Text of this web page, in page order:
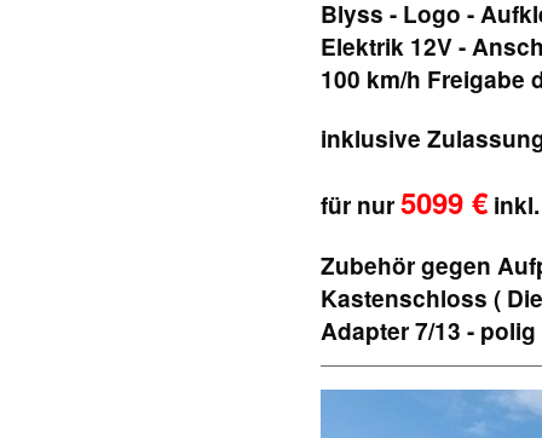
Blyss - Logo -
Elektrik 12V -
100 km/h Freigabe
inklusive
für nur5099 €
Zubehör gegen
Kastenschloss (
Adapter 7/13 - polig